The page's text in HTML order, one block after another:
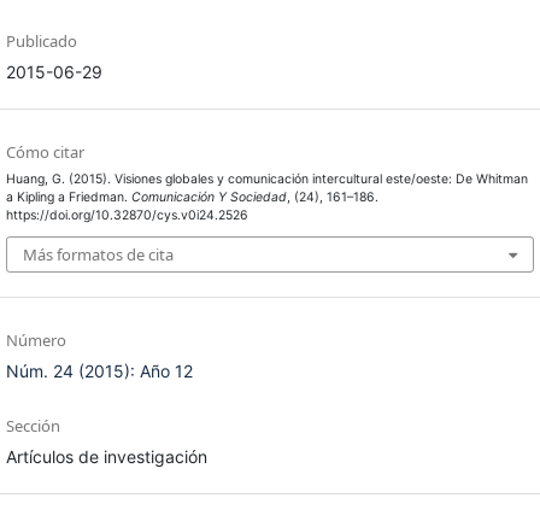
Publicado
2015-06-29
Cómo citar
Huang, G. (2015). Visiones globales y comunicación intercultural este/oeste: De Whitman
a Kipling a Friedman. Comunicación Y Sociedad, (24), 161–186.
https://doi.org/10.32870/cys.v0i24.2526
Más formatos de cita
Número
Núm. 24 (2015): Año 12
Sección
Artículos de investigación